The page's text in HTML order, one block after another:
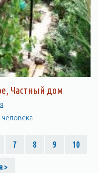
Частный дом
человека
7 8 9 10
>